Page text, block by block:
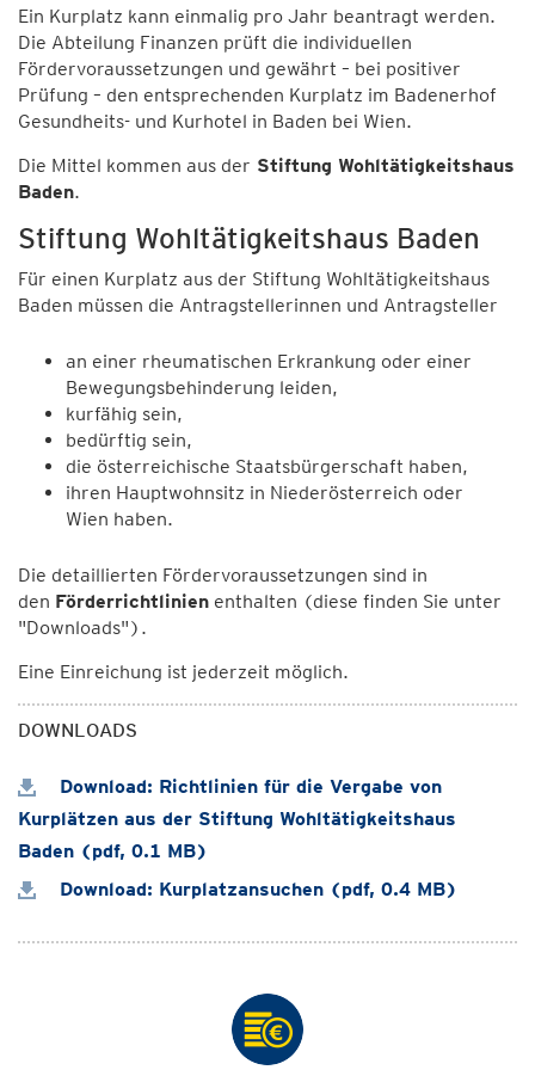
Ein Kurplatz kann einmalig pro Jahr beantragt werden.
Die Abteilung Finanzen prüft die individuellen
Fördervoraussetzungen und gewährt – bei positiver
Prüfung – den entsprechenden Kurplatz im Badenerhof
Gesundheits- und Kurhotel in Baden bei Wien.
Die Mittel kommen aus der Stiftung Wohltätigkeitshaus
Baden.
Stiftung Wohltätigkeitshaus Baden
Für einen Kurplatz aus der Stiftung Wohltätigkeitshaus
Baden müssen die Antragstellerinnen und Antragsteller
an einer rheumatischen Erkrankung oder einer
Bewegungsbehinderung leiden,
kurfähig sein,
bedürftig sein,
die österreichische Staatsbürgerschaft haben,
ihren Hauptwohnsitz in Niederösterreich oder
Wien haben.
Die detaillierten Fördervoraussetzungen sind in
den Förderrichtlinien enthalten (diese finden Sie unter
"Downloads").
Eine Einreichung ist jederzeit möglich.
DOWNLOADS
Download: Richtlinien für die Vergabe von
Kurplätzen aus der Stiftung Wohltätigkeitshaus
Baden (pdf, 0.1 MB)
Download: Kurplatzansuchen (pdf, 0.4 MB)